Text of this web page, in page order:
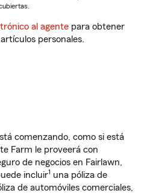
al agente para obtener
personales.
comenzando, como si está
Farm le proveerá con
de negocios en Fairlawn,
incluir1 una póliza de
de automóviles comerciales,